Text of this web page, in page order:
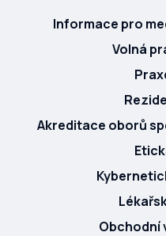
Informace pro
Volná
Akreditace oborů
Obchodní